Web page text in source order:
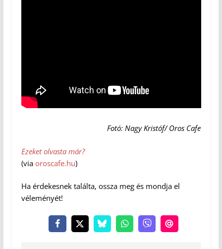
Fotó: Nagy Kristóf/ Oros Cafe
Ezeket olvasta már?
(via oroscafe.hu)
Ha érdekesnek találta, ossza meg és mondja el
véleményét!